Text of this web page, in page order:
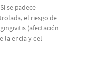
se padece
el riesgo de
(afectación
la encía y del